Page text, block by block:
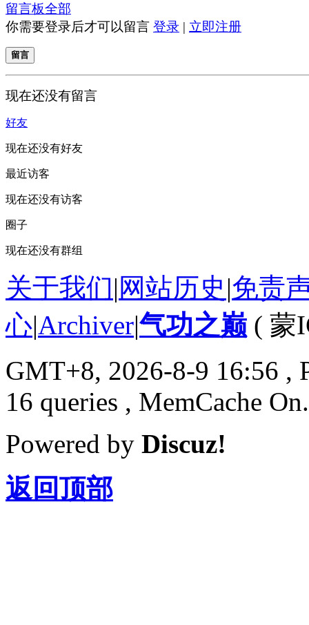
留言板全部
你需要登录后才可以留言 登录 | 立即注册
留言
现在还没有留言
好友
现在还没有好友
最近访客
现在还没有访客
圈子
现在还没有群组
关于我们| 网站历史 |免责
心|Archiver|气功之巅 ( 蒙
GMT+8, 2026-8-9 16:56 ,
16 queries , MemCache On.
Powered by Discuz!
返回顶部